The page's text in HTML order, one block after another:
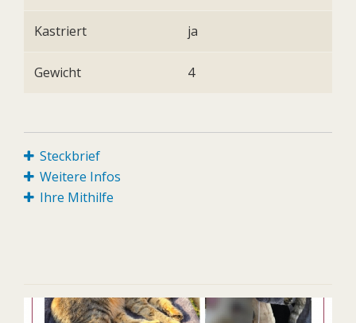
Kastriert ja
Gewicht 4
Steckbrief
Weitere Infos
Ihre Mithilfe